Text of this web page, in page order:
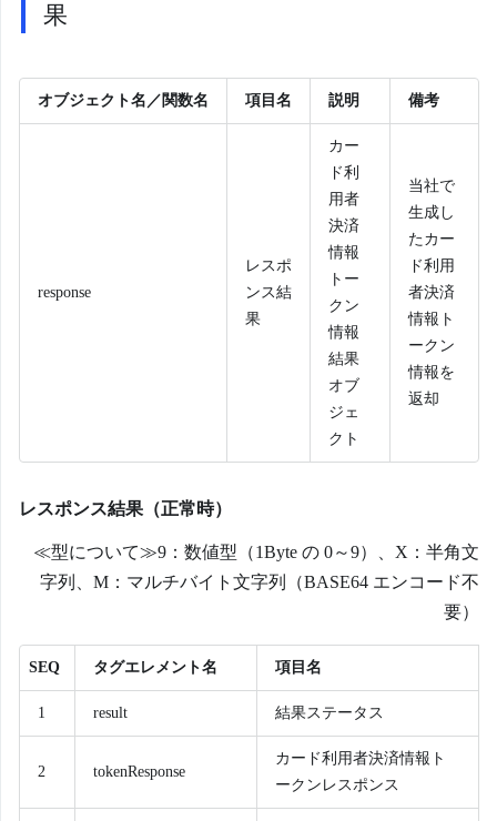
果
オブジェクト名／関数名 項目名 説明 備考
response
レスポ
ンス結
果
カー
ド利
用者
決済
情報
トー
クン
情報
結果
オブ
ジェ
クト
当社で
生成し
たカー
ド利用
者決済
情報ト
ークン
情報を
返却
レスポンス結果（正常時）
≪型について≫9：数値型（1Byte の 0～9）、X：半角文
字列、M：マルチバイト文字列（BASE64 エンコード不
要）
SEQ タグエレメント名 項目名
1 result 結果ステータス
2 tokenResponse
カード利用者決済情報ト
ークンレスポンス